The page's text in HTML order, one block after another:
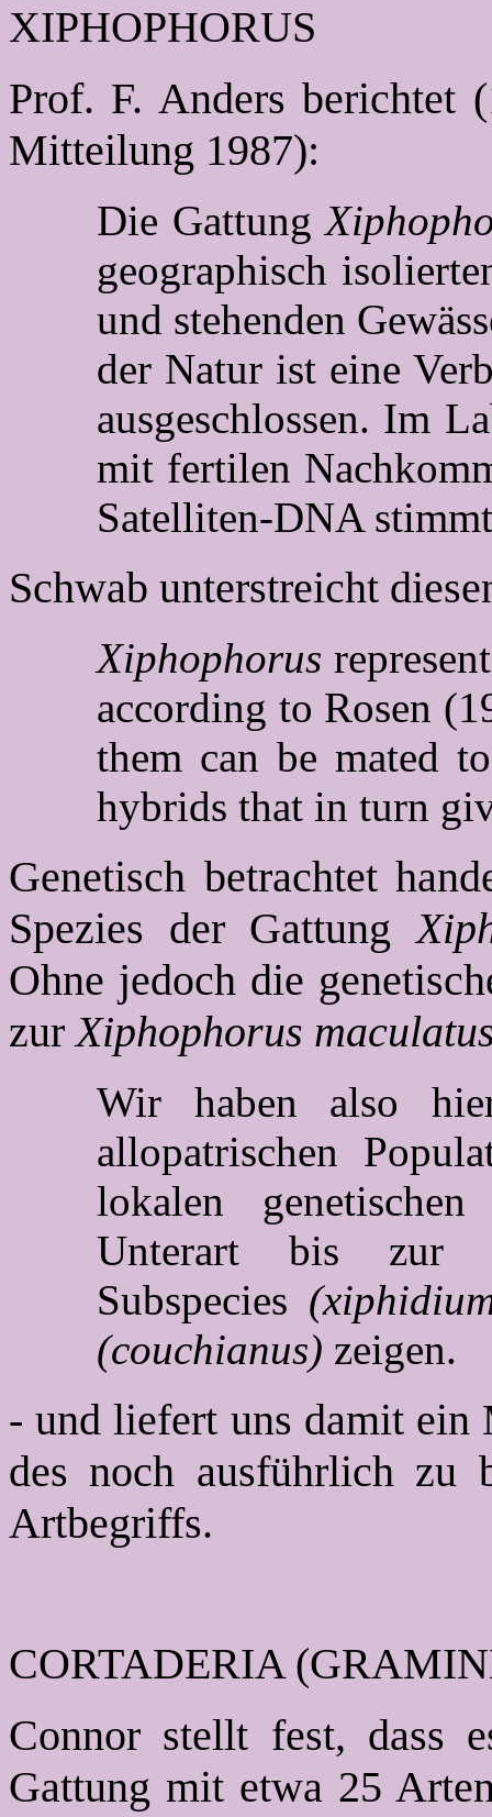
XIPHOPHORUS
Prof. F. Anders berichtet
Mitteilung 1987):
Die Gattung
geographisch
und stehenden
der Natur ist eine
ausgeschlossen. Im
mit fertilen
Satelliten-DNA
Schwab unterstreicht
Xiphophorus
according to Rosen
them can be mated
hybrids that in turn
Genetisch betrachtet
Spezies der Gattung
Ohne jedoch die
zurXiphophorus
Wir haben also
allopatrischen
lokalen
Unterart bis zur
Subspecies
(couchianus) zeigen.
- und liefert uns damit ein
des noch ausführlich zu
Artbegriffs.
CORTADERIA
Connor stellt fest, dass
Gattung mit etwa 25